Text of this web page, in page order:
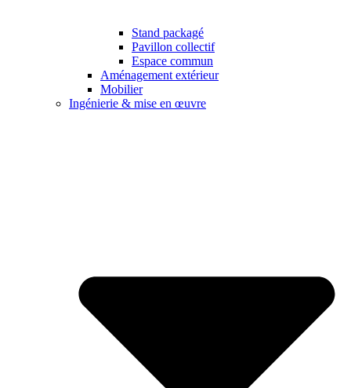
Stand packagé
Pavillon collectif
Espace commun
Aménagement extérieur
Mobilier
Ingénierie & mise en œuvre